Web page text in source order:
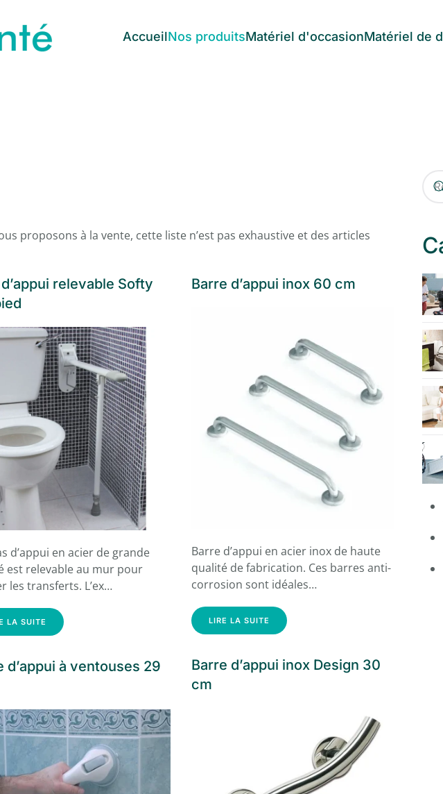
AccueilNos produitsMatériel d'occasionMatériel de
proposons à la vente, cette liste n’est pas exhaustive et des articles
relevable Softy
d’appui en acier de grande
est relevable au mur pour
les transferts. L’ex…
LA SUITE
Barre d’appui inox 60 cm
Barre d’appui en acier inox de haute
qualité de fabrication. Ces barres anti-
corrosion sont idéales…
LIRE LA SUITE
d’appui à ventouses 29
Barre d’appui inox Design 30
cm